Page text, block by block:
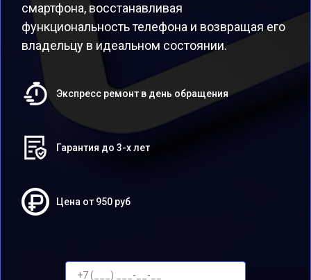
смартфона, восстанавливая
функциональность телефона и возвращая его
владельцу в идеальном состоянии.
Экспресс ремонт в день обращения
Гарантия до 3-х лет
Цена от 950 руб